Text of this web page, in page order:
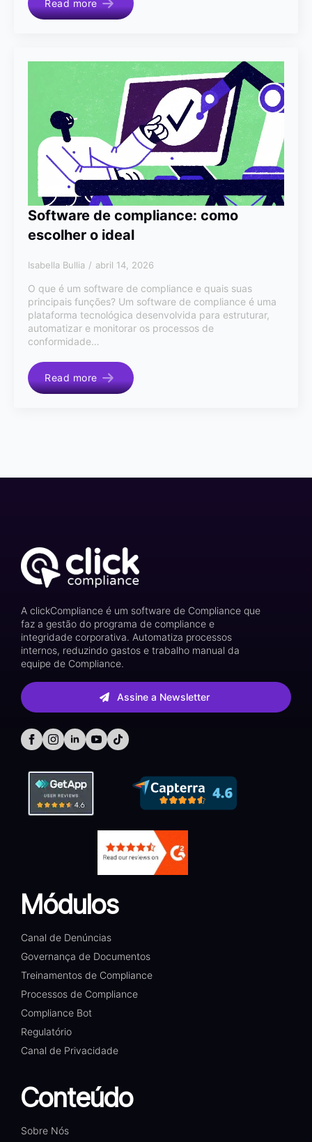
Read more
Software de compliance: como
escolher o ideal
Isabella Bullia abril 14, 2026
O que é um software de compliance e quais suas
principais funções? Um software de compliance é uma
plataforma tecnológica desenvolvida para estruturar,
automatizar e monitorar os processos de
conformidade…
Read more
A clickCompliance é um software de Compliance que
faz a gestão do programa de compliance e
integridade corporativa. Automatiza processos
internos, reduzindo gastos e trabalho manual da
equipe de Compliance.
Assine a Newsletter
Módulos
Canal de Denúncias
Governança de Documentos
Treinamentos de Compliance
Processos de Compliance
Compliance Bot
Regulatório
Canal de Privacidade
Conteúdo
Sobre Nós